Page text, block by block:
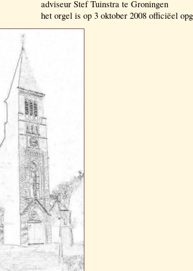
adviseur Stef Tuinstra te Groningen
het orgel is op 3 oktober 2008 officiëel